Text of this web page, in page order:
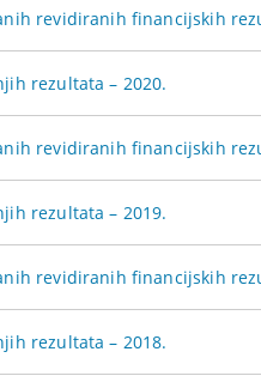
revidiranih financijskih
rezultata – 2020.
revidiranih financijskih
rezultata – 2019.
revidiranih financijskih
rezultata – 2018.